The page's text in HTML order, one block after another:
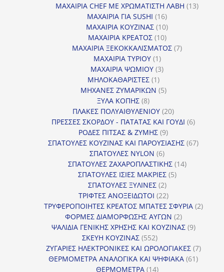
προϊόντα
ΜΑΧΑΙΡΙΑ CHEF ΜΕ ΧΡΩΜΑΤΙΣΤΗ ΛΑΒΗ 1313
ΜΑΧΑΙΡΙΑ ΓΙΑ SUSHI 1616
προϊόντα
ΜΑΧΑΙΡΙΑ ΚΟΥΖΙΝΑΣ 1010
προϊόντα
ΜΑΧΑΙΡΙΑ ΚΡΕΑΤΟΣ 1010
προϊόντα
ΜΑΧΑΙΡΙΑ ΞΕΚΟΚΚΑΛΙΣΜΑΤΟΣ 77
ΜΑΧΑΙΡΙΑ ΤΥΡΙΟΥ 11
προϊόν
ΜΑΧΑΙΡΙΑ ΨΩΜΙΟΥ 33
ΜΗΛΟΚΑΘΑΡΙΣΤΕΣ 11
προϊόν
ΜΗΧΑΝΕΣ ΖΥΜΑΡΙΚΩΝ 55
ΞΥΛΑ ΚΟΠΗΣ 88
προϊόντα
ΠΛΑΚΕΣ ΠΟΛΥΑΙΘΥΛΕΝΙΟΥ 2020
προϊόντα
ΠΡΕΣΣΕΣ ΣΚΟΡΔΟΥ - ΠΑΤΑΤΑΣ ΚΑΙ ΓΟΥΔΙ 66
ΡΟΔΕΣ ΠΙΤΣΑΣ & ΖΥΜΗΣ 99
προϊόντα
ΣΠΑΤΟΥΛΕΣ ΚΟΥΖΙΝΑΣ ΚΑΙ ΠΑΡΟΥΣΙΑΣΗΣ 6767
ΣΠΑΤΟΥΛΕΣ NYLON 66
προϊόντα
ΣΠΑΤΟΥΛΕΣ ΖΑΧΑΡΟΠΛΑΣΤΙΚΗΣ 1414
ΣΠΑΤΟΥΛΕΣ ΙΣΙΕΣ ΜΑΚΡΙΕΣ 55
ΣΠΑΤΟΥΛΕΣ ΞΥΛΙΝΕΣ 22
προϊόντα
ΤΡΙΦΤΕΣ ΑΝΟΞΕΙΔΩΤΟΙ 2222
προϊόντα
ΤΡΥΦΕΡΟΠΟΙΗΤΕΣ ΚΡΕΑΤΟΣ ΜΠΑΤΕΣ ΣΦΥΡΙΑ 22
ΦΟΡΜΕΣ ΔΙΑΜΟΡΦΩΣΗΣ ΑΥΓΩΝ 22
προϊόντα
ΨΑΛΙΔΙΑ ΓΕΝΙΚΗΣ ΧΡΗΣΗΣ ΚΑΙ ΚΟΥΖΙΝΑΣ 99
ΣΚΕΥΗ ΚΟΥΖΙΝΑΣ 552552
προϊόντα
ΖΥΓΑΡΙΕΣ ΗΛΕΚΤΡΟΝΙΚΕΣ ΚΑΙ ΩΡΟΛΟΓΙΑΚΕΣ 77
ΘΕΡΜΟΜΕΤΡΑ ΑΝΑΛΟΓΙΚΑ ΚΑΙ ΨΗΦΙΑΚΑ 6161
ΘΕΡΜΟΜΕΤΡΑ 1414